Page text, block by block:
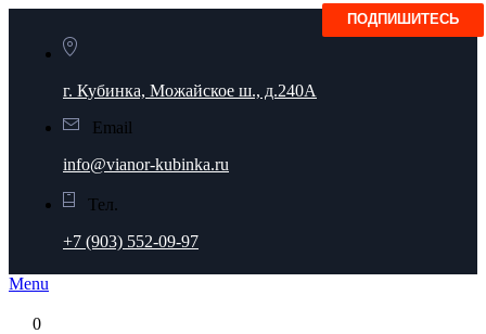
г. Кубинка, Можайское ш., д.240А
Email
info@vianor-kubinka.ru
Тел.
+7 (903) 552-09-97
Menu
0